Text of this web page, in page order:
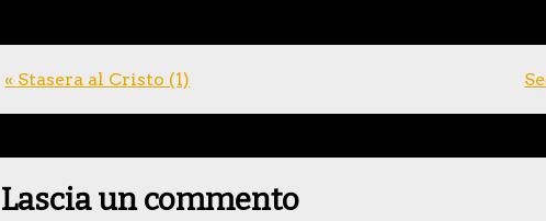
« Stasera al Cristo (1)
Lascia un commento